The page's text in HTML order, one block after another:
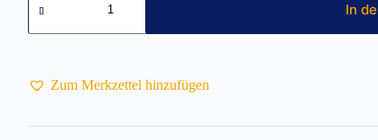
Menge
In
Zum Merkzettel hinzufügen